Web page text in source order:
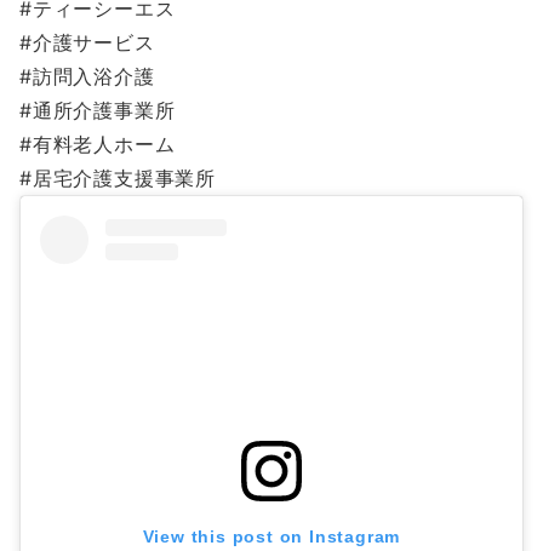
#ティーシーエス
#介護サービス
#訪問入浴介護
#通所介護事業所
#有料老人ホーム
#居宅介護支援事業所
View this post on Instagram